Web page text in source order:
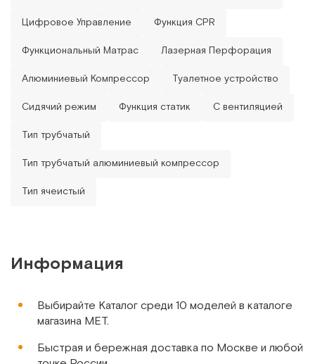
Цифровое Управление Функция CPR
Функциональный Матрас Лазерная Перфорация
Алюминиевый Компрессор Туалетное устройство
Сидячий режим Функция статик С вентиляцией
Тип трубчатый
Тип трубчатый алюминиевый компрессор
Тип ячеистый
Информация
Выбирайте Каталог среди 10 моделей в каталоге
магазина МЕТ.
Быстрая и бережная доставка по Москве и любой